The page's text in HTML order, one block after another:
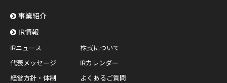
事業紹介
IR情報
IRニュース
代表メッセージ
経営方針・体制
株式について
IRカレンダー
よくあるご質問